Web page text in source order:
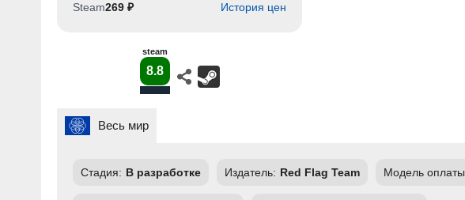
Steam269 ₽ История цен
steam
8.8
Весь мир
Стадия: В разработке Издатель: Red Flag Team Модель